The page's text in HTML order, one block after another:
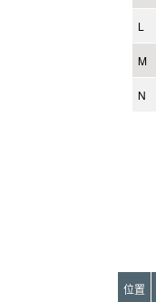
L
M
N
位置